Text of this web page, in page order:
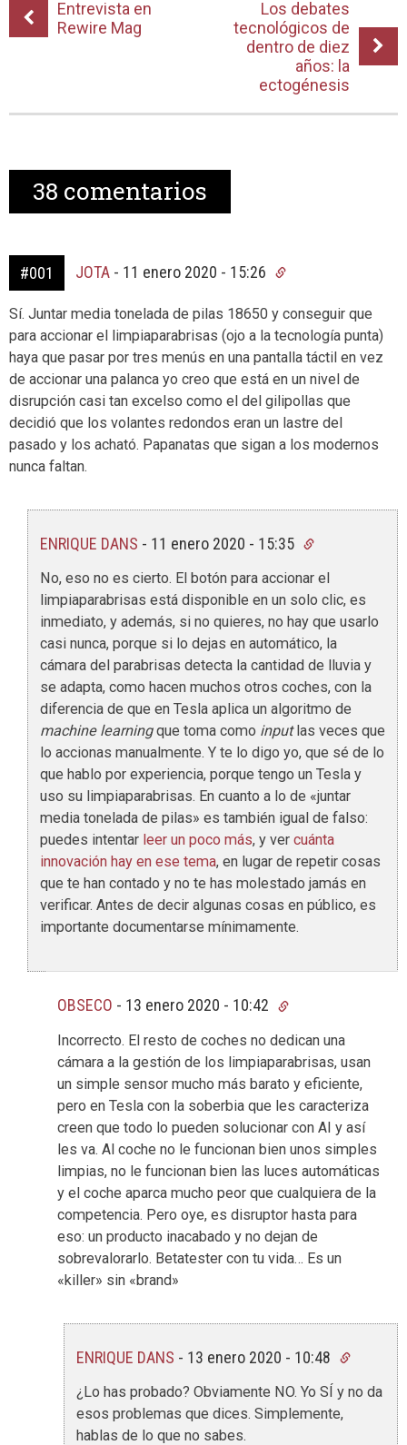
Entrevista en
Rewire Mag
Los debates
tecnológicos de
dentro de diez
años: la
ectogénesis
38 comentarios
#001 JOTA - 11 enero 2020 - 15:26
Sí. Juntar media tonelada de pilas 18650 y conseguir que
para accionar el limpiaparabrisas (ojo a la tecnología punta)
haya que pasar por tres menús en una pantalla táctil en vez
de accionar una palanca yo creo que está en un nivel de
disrupción casi tan excelso como el del gilipollas que
decidió que los volantes redondos eran un lastre del
pasado y los acható. Papanatas que sigan a los modernos
nunca faltan.
ENRIQUE DANS - 11 enero 2020 - 15:35
No, eso no es cierto. El botón para accionar el
limpiaparabrisas está disponible en un solo clic, es
inmediato, y además, si no quieres, no hay que usarlo
casi nunca, porque si lo dejas en automático, la
cámara del parabrisas detecta la cantidad de lluvia y
se adapta, como hacen muchos otros coches, con la
diferencia de que en Tesla aplica un algoritmo de
machine learningque toma como inputlas veces que
lo accionas manualmente. Y te lo digo yo, que sé de lo
que hablo por experiencia, porque tengo un Tesla y
uso su limpiaparabrisas. En cuanto a lo de «juntar
media tonelada de pilas» es también igual de falso:
puedes intentar leer un poco más, y ver cuánta
innovación hay en ese tema, en lugar de repetir cosas
que te han contado y no te has molestado jamás en
verificar. Antes de decir algunas cosas en público, es
importante documentarse mínimamente.
OBSECO - 13 enero 2020 - 10:42
Incorrecto. El resto de coches no dedican una
cámara a la gestión de los limpiaparabrisas, usan
un simple sensor mucho más barato y eficiente,
pero en Tesla con la soberbia que les caracteriza
creen que todo lo pueden solucionar con AI y así
les va. Al coche no le funcionan bien unos simples
limpias, no le funcionan bien las luces automáticas
y el coche aparca mucho peor que cualquiera de la
competencia. Pero oye, es disruptor hasta para
eso: un producto inacabado y no dejan de
sobrevalorarlo. Betatester con tu vida… Es un
«killer» sin «brand»
ENRIQUE DANS - 13 enero 2020 - 10:48
¿Lo has probado? Obviamente NO. Yo SÍ y no da
esos problemas que dices. Simplemente,
hablas de lo que no sabes.